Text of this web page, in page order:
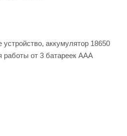
аккумулятор 18650
работы от 3 батареек ААА